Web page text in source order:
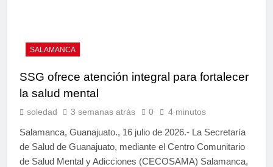
SALAMANCA
SSG ofrece atención integral para fortalecer
la salud mental
soledad 3 semanas atrás 0 4 minutos
Salamanca, Guanajuato., 16 julio de 2026.- La Secretaría
de Salud de Guanajuato, mediante el Centro Comunitario
de Salud Mental y Adicciones (CECOSAMA) Salamanca,